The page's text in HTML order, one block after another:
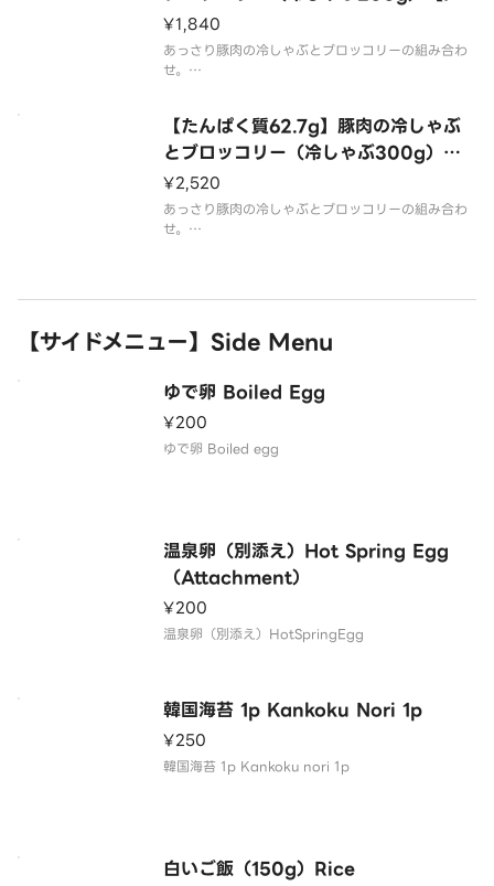
tein43.1g】Pork and Broccoli（C
old Shabu-Shabu 200g）
¥1,840
あっさり豚肉の冷しゃぶとブロッコリーの組み合わ
せ。
【たんぱく質62.7g】豚肉の冷しゃぶ
とブロッコリー（冷しゃぶ300g）【P
rotein62.7g】Pork and Broccoli
（Cold Shabu-Shabu 300g）
¥2,520
あっさり豚肉の冷しゃぶとブロッコリーの組み合わ
せ。
【サイドメニュー】Side Menu
ゆで卵 Boiled Egg
¥200
ゆで卵 Boiled egg
温泉卵（別添え）Hot Spring Egg
（Attachment）
¥200
温泉卵（別添え）HotSpringEgg
韓国海苔 1p Kankoku Nori 1p
¥250
韓国海苔 1p Kankoku nori 1p
白いご飯（150g）Rice